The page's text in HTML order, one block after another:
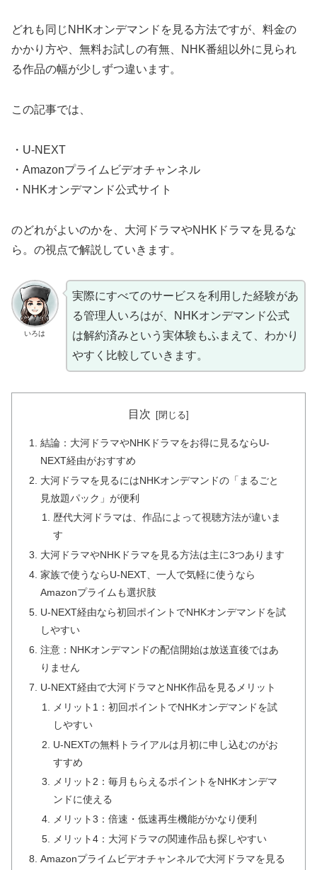
どれも同じNHKオンデマンドを見る方法ですが、料金の
かかり方や、無料お試しの有無、NHK番組以外に見られ
る作品の幅が少しずつ違います。
この記事では、
・U-NEXT
・Amazonプライムビデオチャンネル
・NHKオンデマンド公式サイト
のどれがよいのかを、大河ドラマやNHKドラマを見るな
ら。の視点で解説していきます。
いろは
実際にすべてのサービスを利用した経験があ
る管理人いろはが、NHKオンデマンド公式
は解約済みという実体験もふまえて、わかり
やすく比較していきます。
目次
結論：大河ドラマやNHKドラマをお得に見るならU-
NEXT経由がおすすめ
大河ドラマを見るにはNHKオンデマンドの「まるごと
見放題パック」が便利
歴代大河ドラマは、作品によって視聴方法が違いま
す
大河ドラマやNHKドラマを見る方法は主に3つあります
家族で使うならU-NEXT、一人で気軽に使うなら
Amazonプライムも選択肢
U-NEXT経由なら初回ポイントでNHKオンデマンドを試
しやすい
注意：NHKオンデマンドの配信開始は放送直後ではあ
りません
U-NEXT経由で大河ドラマとNHK作品を見るメリット
メリット1：初回ポイントでNHKオンデマンドを試
しやすい
U-NEXTの無料トライアルは月初に申し込むのがお
すすめ
メリット2：毎月もらえるポイントをNHKオンデマ
ンドに使える
メリット3：倍速・低速再生機能がかなり便利
メリット4：大河ドラマの関連作品も探しやすい
Amazonプライムビデオチャンネルで大河ドラマを見る